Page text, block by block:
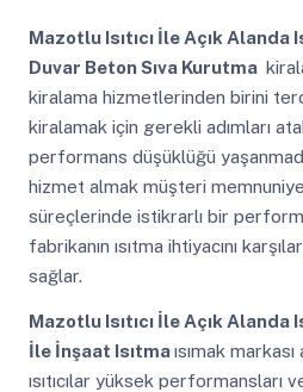
Mazotlu Isıtıcı İle Açık Alanda
Duvar Beton Sıva Kurutma
kiralama hizmetlerinden birini
kiralamak için gerekli adımları
performans düşüklüğü
hizmet almak müşteri
süreçlerinde istikrarlı bir
fabrikanın ısıtma ihtiyacını
sağlar.
Mazotlu Isıtıcı İle Açık Alanda
İle İnşaat Isıtmaısımak
ısıtıcılar yüksek